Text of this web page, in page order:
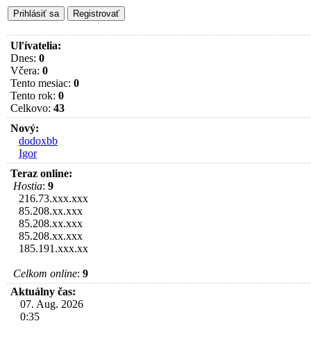
Uľívatelia:
Dnes: 0
Včera: 0
Tento mesiac: 0
Tento rok: 0
Celkovo: 43
Nový:
dodoxbb
Igor
Teraz online:
Hostia: 9
216.73.xxx.xxx
85.208.xx.xxx
85.208.xx.xxx
85.208.xx.xxx
185.191.xxx.xx
Celkom online: 9
Aktuálny čas:
07. Aug. 2026
0:35